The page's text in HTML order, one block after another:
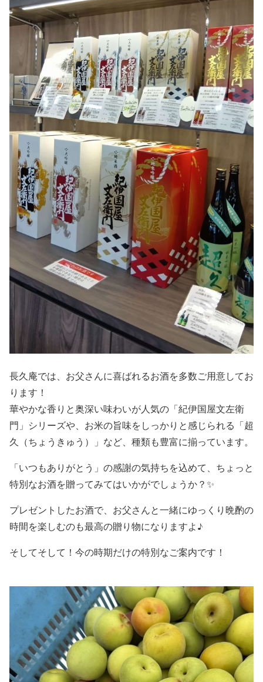
長久庵では、お父さんに喜ばれるお酒を多数ご用意してお
ります！
華やかな香りと奥深い味わいが人気の「紀伊国屋文左衛
門」シリーズや、お米の旨味をしっかりと感じられる「超
久（ちょうきゅう）」など、種類も豊富に揃っています。
「いつもありがとう」の感謝の気持ちを込めて、ちょっと
特別なお酒を贈ってみてはいかがでしょうか？✨
プレゼントしたお酒で、お父さんと一緒にゆっくり晩酌の
時間を楽しむのも最高の贈り物になりますよ♪
そしてそして！今の時期だけの特別なご案内です！